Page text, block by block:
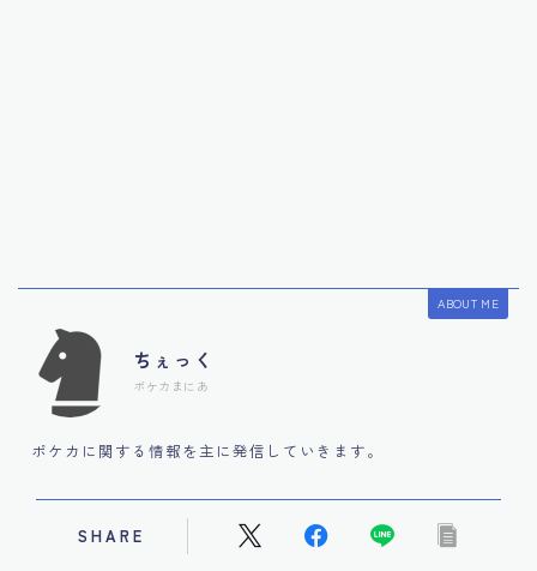
ABOUT ME
ちぇっく
ポケカまにあ
ポケカに関する情報を主に発信していきます。
SHARE